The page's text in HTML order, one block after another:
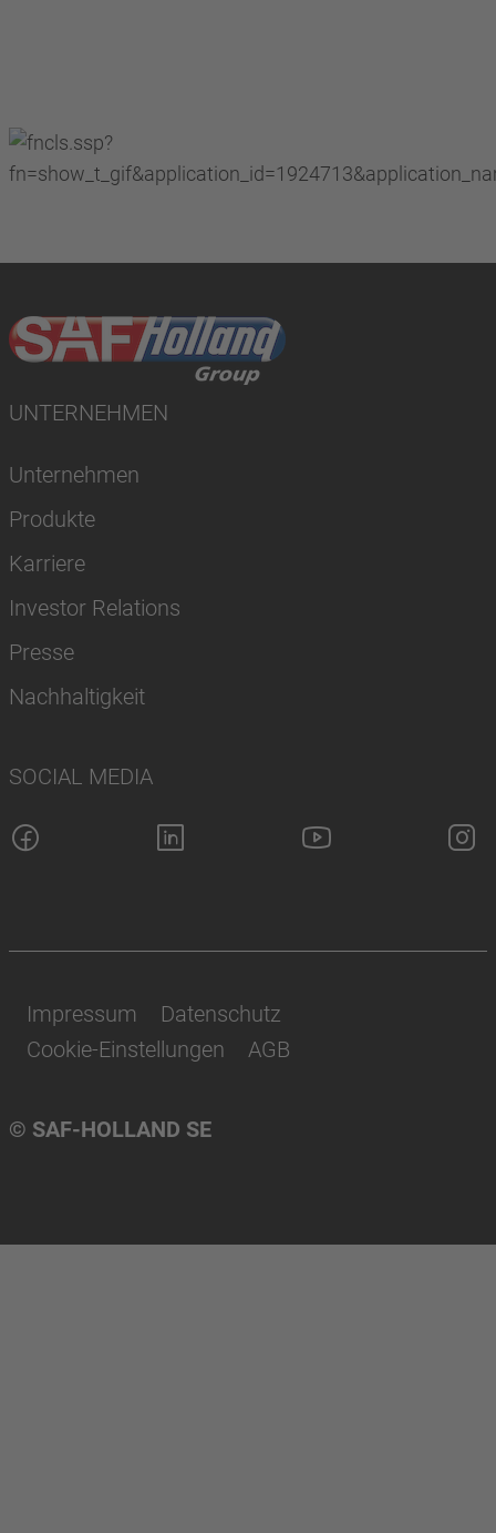
UNTERNEHMEN
Unternehmen
Produkte
Karriere
Investor Relations
Presse
Nachhaltigkeit
SOCIAL MEDIA
© SAF-HOLLAND SE
Impressum
Datenschutz
Cookie-Einstellungen
AGB